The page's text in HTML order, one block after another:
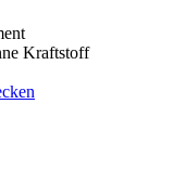
Kraftstoff